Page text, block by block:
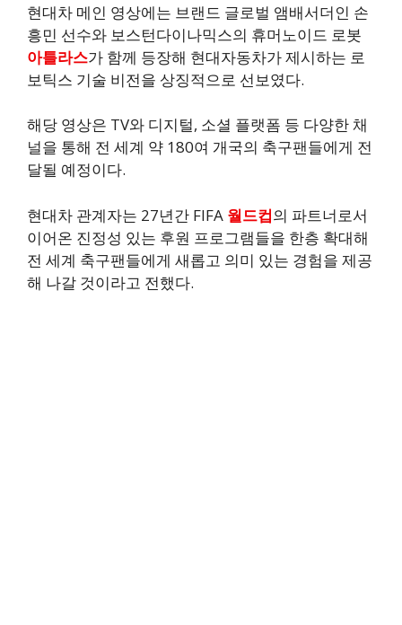
현대차 메인 영상에는 브랜드 글로벌 앰배서더인 손
흥민 선수와 보스턴다이나믹스의 휴머노이드 로봇
아틀라스가 함께 등장해 현대자동차가 제시하는 로
보틱스 기술 비전을 상징적으로 선보였다.
해당 영상은 TV와 디지털, 소셜 플랫폼 등 다양한 채
널을 통해 전 세계 약 180여 개국의 축구팬들에게 전
달될 예정이다.
현대차 관계자는 27년간 FIFA 월드컵의 파트너로서
이어온 진정성 있는 후원 프로그램들을 한층 확대해
전 세계 축구팬들에게 새롭고 의미 있는 경험을 제공
해 나갈 것이라고 전했다.